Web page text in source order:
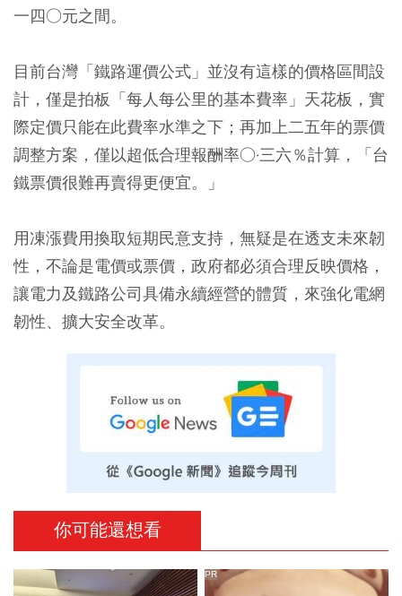
一四○元之間。
目前台灣「鐵路運價公式」並沒有這樣的價格區間設
計，僅是拍板「每人每公里的基本費率」天花板，實
際定價只能在此費率水準之下；再加上二五年的票價
調整方案，僅以超低合理報酬率○·三六％計算，「台
鐵票價很難再賣得更便宜。」
用凍漲費用換取短期民意支持，無疑是在透支未來韌
性，不論是電價或票價，政府都必須合理反映價格，
讓電力及鐵路公司具備永續經營的體質，來強化電網
韌性、擴大安全改革。
你可能還想看
PR